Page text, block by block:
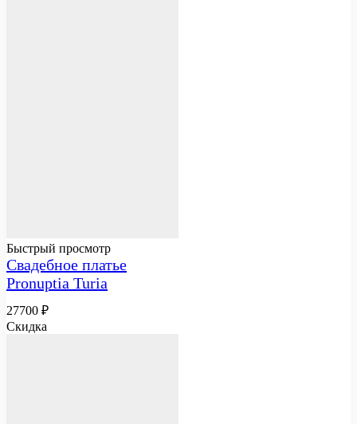
Быстрый просмотр
Свадебное платье
Pronuptia Turia
27700 ₽
Скидка